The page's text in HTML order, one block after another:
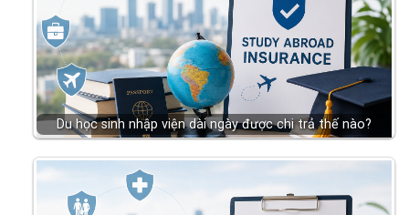
Du học sinh nhập viện dài ngày được chi trả thế nào?